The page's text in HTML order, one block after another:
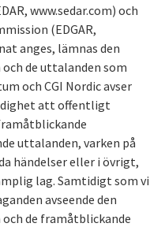
www.sedar.com) och
(EDGAR,
anges, lämnas den
de uttalanden som
och CGI Nordic avser
att offentligt
uttalanden, varken på
händelser eller i övrigt,
lag. Samtidigt som vi
avseende den
de framåtblickande